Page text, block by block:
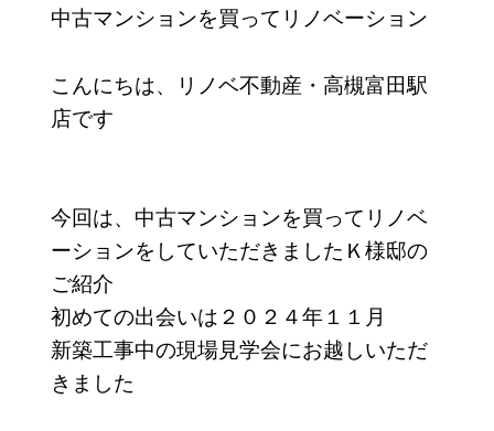
中古マンションを買ってリノベーション
こんにちは、リノベ不動産・高槻富田駅
店です
今回は、中古マンションを買ってリノベ
ーションをしていただきましたＫ様邸の
ご紹介
初めての出会いは２０２４年１１月
新築工事中の現場見学会にお越しいただ
きました